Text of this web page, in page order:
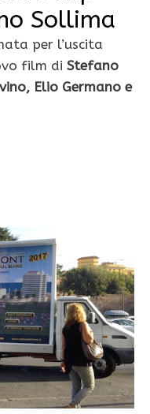
Sollima
per l’uscita
film di Stefano
Elio Germano e